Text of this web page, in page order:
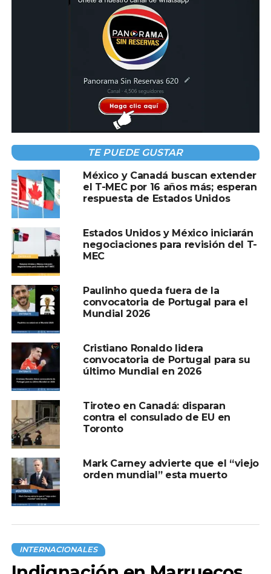
solución de dos Estados, destacando la importancia de
garantizar tanto la seguridad de Israel como los derechos
legítimos del pueblo palestino.
Con este movimiento, aumenta la presión internacional
para destrabar las negociaciones de paz en Medio
Oriente, aunque analistas advierten que el
reconocimiento no implica, por sí mismo, un cese
inmediato de las tensiones en la región.
Compartir en:
TEMAS RELACIONADOS:
PORTUGAL
A CONTINUACIÓN
México exige alto al fuego en Gaza y
reafirma apoyo a la solución de dos Estados
NO TE PIERDAS
Polémica en Miss International Queen 2025:
ganadora es ignorada por sus compañeras
TE PUEDE GUSTAR
México y Canadá buscan extender
el T-MEC por 16 años más; esperan
respuesta de Estados Unidos
Estados Unidos y México iniciarán
negociaciones para revisión del T-
MEC
Paulinho queda fuera de la
convocatoria de Portugal para el
Mundial 2026
Cristiano Ronaldo lidera
convocatoria de Portugal para su
último Mundial en 2026
Tiroteo en Canadá: disparan
contra el consulado de EU en
Toronto
Mark Carney advierte que el “viejo
orden mundial” esta muerto
INTERNACIONALES